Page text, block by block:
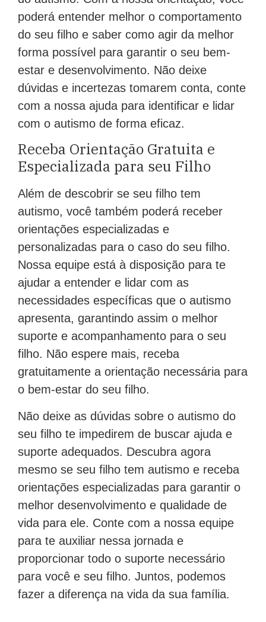
poderá entender melhor o comportamento
do seu filho e saber como agir da melhor
forma possível para garantir o seu bem-
estar e desenvolvimento. Não deixe
dúvidas e incertezas tomarem conta, conte
com a nossa ajuda para identificar e lidar
com o autismo de forma eficaz.
Receba Orientação Gratuita e
Especializada para seu Filho
Além de descobrir se seu filho tem
autismo, você também poderá receber
orientações especializadas e
personalizadas para o caso do seu filho.
Nossa equipe está à disposição para te
ajudar a entender e lidar com as
necessidades específicas que o autismo
apresenta, garantindo assim o melhor
suporte e acompanhamento para o seu
filho. Não espere mais, receba
gratuitamente a orientação necessária para
o bem-estar do seu filho.
Não deixe as dúvidas sobre o autismo do
seu filho te impedirem de buscar ajuda e
suporte adequados. Descubra agora
mesmo se seu filho tem autismo e receba
orientações especializadas para garantir o
melhor desenvolvimento e qualidade de
vida para ele. Conte com a nossa equipe
para te auxiliar nessa jornada e
proporcionar todo o suporte necessário
para você e seu filho. Juntos, podemos
fazer a diferença na vida da sua família.